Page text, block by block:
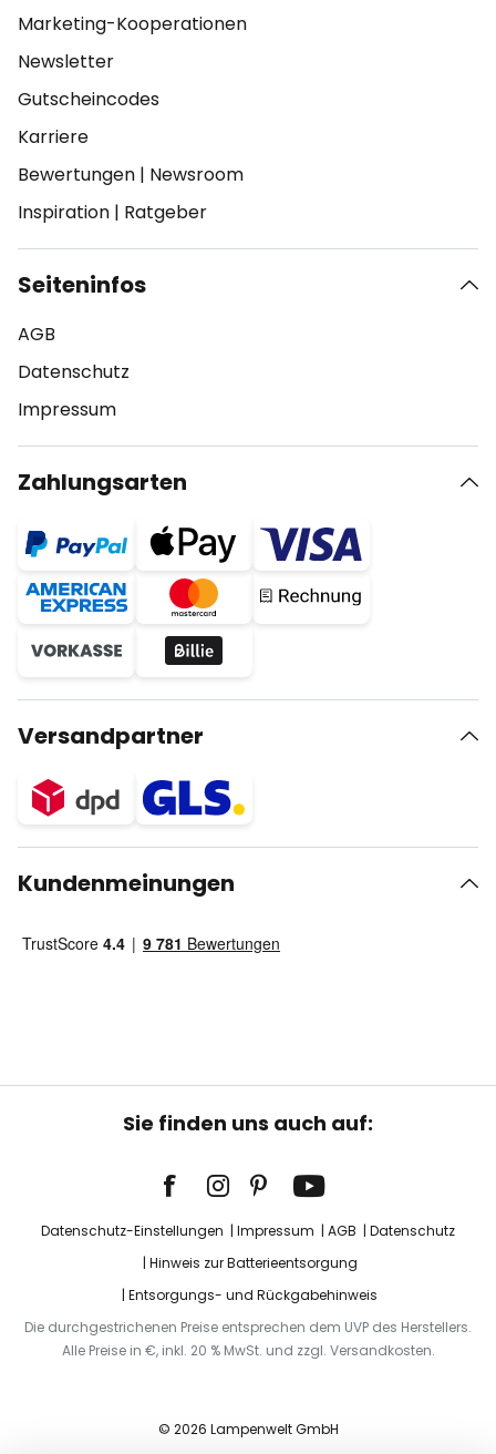
Marketing-Kooperationen
Newsletter
Gutscheincodes
Karriere
Bewertungen | Newsroom
Inspiration | Ratgeber
Seiteninfos
AGB
Datenschutz
Impressum
Zahlungsarten
Versandpartner
Kundenmeinungen
Sie finden uns auch auf:
Datenschutz-Einstellungen Impressum AGB
Datenschutz
Hinweis zur Batterieentsorgung
Entsorgungs- und Rückgabehinweis
Die durchgestrichenen Preise entsprechen dem UVP des Herstellers.
Alle Preise in €, inkl. 20 % MwSt. und zzgl. Versandkosten.
© 2026 Lampenwelt GmbH